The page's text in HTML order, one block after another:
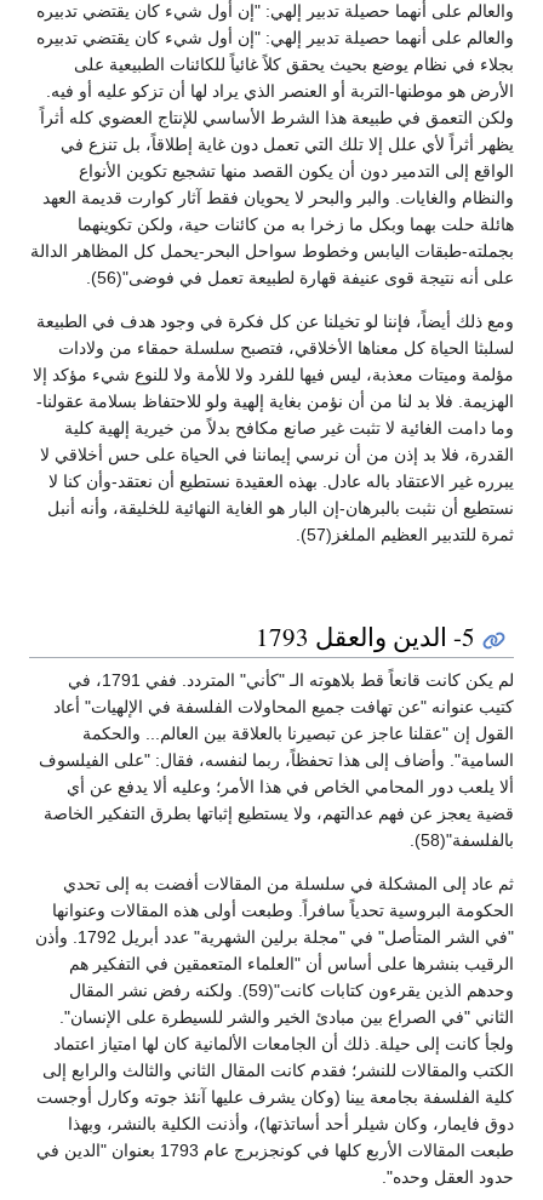
والعالم على أنهما حصيلة تدبير إلهي: "إن أول شيء كان يقتضي تدبيره
والعالم على أنهما حصيلة تدبير إلهي: "إن أول شيء كان يقتضي تدبيره
بجلاء في نظام يوضع بحيث يحقق كلاً غائياً للكائنات الطبيعية على
الأرض هو موطنها-التربة أو العنصر الذي يراد لها أن تزكو عليه أو فيه.
ولكن التعمق في طبيعة هذا الشرط الأساسي للإنتاج العضوي كله أثراً
يظهر أثراً لأي علل إلا تلك التي تعمل دون غاية إطلاقاً، بل تنزع في
الواقع إلى التدمير دون أن يكون القصد منها تشجيع تكوين الأنواع
والنظام والغايات. والبر والبحر لا يحويان فقط آثار كوارت قديمة العهد
هائلة حلت بهما وبكل ما زخرا به من كائنات حية، ولكن تكوينهما
بجملته-طبقات اليابس وخطوط سواحل البحر-يحمل كل المظاهر الدالة
على أنه نتيجة قوى عنيفة قهارة لطبيعة تعمل في فوضى"(56).
ومع ذلك أيضاً، فإننا لو تخيلنا عن كل فكرة في وجود هدف في الطبيعة
لسلبثا الحياة كل معناها الأخلاقي، فتصبح سلسلة حمقاء من ولادات
مؤلمة وميتات معذبة، ليس فيها للفرد ولا للأمة ولا للنوع شيء مؤكد إلا
الهزيمة. فلا بد لنا من أن نؤمن بغاية إلهية ولو للاحتفاظ بسلامة عقولنا-
وما دامت الغائية لا تثبت غير صانع مكافح بدلاً من خيرية إلهية كلية
القدرة، فلا بد إذن من أن نرسي إيماننا في الحياة على حس أخلاقي لا
يبرره غير الاعتقاد باله عادل. بهذه العقيدة نستطيع أن نعتقد-وأن كنا لا
نستطيع أن نثبت بالبرهان-إن البار هو الغاية النهائية للخليقة، وأنه أنبل
ثمرة للتدبير العظيم الملغز(57).
5- الدين والعقل 1793
لم يكن كانت قانعاً قط بلاهوته الـ "كأني" المتردد. ففي 1791، في
كتيب عنوانه "عن تهافت جميع المحاولات الفلسفة في الإلهيات" أعاد
القول إن "عقلنا عاجز عن تبصيرنا بالعلاقة بين العالم... والحكمة
السامية". وأضاف إلى هذا تحفظاً، ربما لنفسه، فقال: "على الفيلسوف
ألا يلعب دور المحامي الخاص في هذا الأمر؛ وعليه ألا يدفع عن أي
قضية يعجز عن فهم عدالتهم، ولا يستطيع إثباتها بطرق التفكير الخاصة
بالفلسفة"(58).
ثم عاد إلى المشكلة في سلسلة من المقالات أفضت به إلى تحدي
الحكومة البروسية تحدياً سافراً. وطبعت أولى هذه المقالات وعنوانها
"في الشر المتأصل" في "مجلة برلين الشهرية" عدد أبريل 1792. وأذن
الرقيب بنشرها على أساس أن "العلماء المتعمقين في التفكير هم
وحدهم الذين يقرءون كتابات كانت"(59). ولكنه رفض نشر المقال
الثاني "في الصراع بين مبادئ الخير والشر للسيطرة على الإنسان".
ولجأ كانت إلى حيلة. ذلك أن الجامعات الألمانية كان لها امتياز اعتماد
الكتب والمقالات للنشر؛ فقدم كانت المقال الثاني والثالث والرابع إلى
كلية الفلسفة بجامعة يينا (وكان يشرف عليها آنئذ جوته وكارل أوجست
دوق فايمار، وكان شيلر أحد أساتذتها)، وأذنت الكلية بالنشر، وبهذا
طبعت المقالات الأربع كلها في كونجزبرج عام 1793 بعنوان "الدين في
حدود العقل وحده".